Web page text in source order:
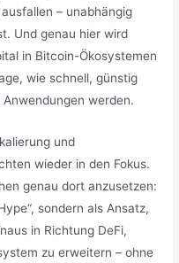
– unabhängig
Und genau hier wird
in Bitcoin-Ökosystemen
wie schnell, günstig
werden.
und
wieder in den Fokus.
genau dort anzusetzen:
sondern als Ansatz,
in Richtung DeFi,
zu erweitern – ohne